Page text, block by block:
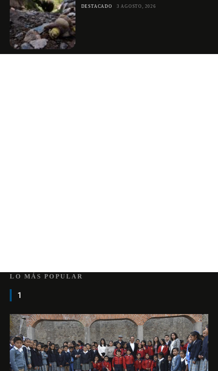
DESTACADO 3 AGOSTO, 2026
LO MÁS POPULAR
1